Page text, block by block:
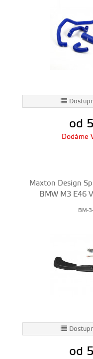
od
Dodáme
Maxton Design
BMW M3 E46
BM-
od